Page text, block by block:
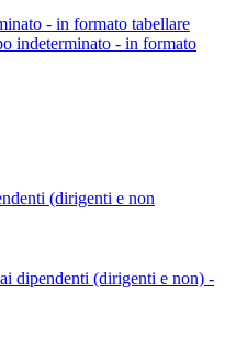
- in formato tabellare
indeterminato - in formato
(dirigenti e non
dipendenti (dirigenti e non) -